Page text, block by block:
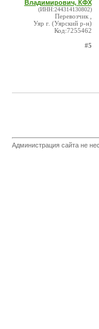
Владимирович, КФХ
(ИНН:244314130802)
Перевозчик ,
Уяр г. (Уярский р-н)
Код:7255462
#5
Администрация сайта не